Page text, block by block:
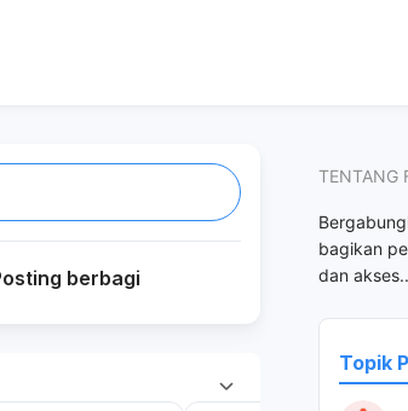
berbagi
TENTANG
bagikan
dan akses
Topik